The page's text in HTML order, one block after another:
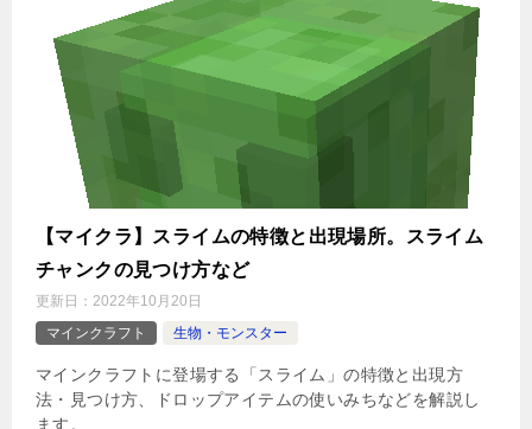
【マイクラ】スライムの特徴と出現場所。スライム
チャンクの見つけ方など
更新日： 2022年10月20日
マインクラフト
生物・モンスター
マインクラフトに登場する「スライム」の特徴と出現方
法・見つけ方、ドロップアイテムの使いみちなどを解説し
ます。